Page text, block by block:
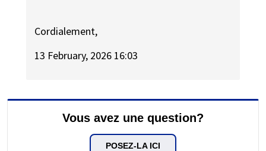
Cordialement,
13 February, 2026 16:03
Vous avez une question?
POSEZ-LA ICI